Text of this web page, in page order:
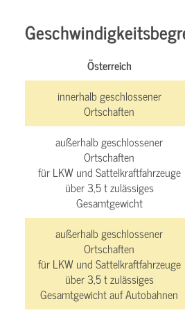
Österreich
innerhalb geschlossener
Ortschaften
außerhalb geschlossener
Ortschaften
für LKW und Sattelkraftfahrzeuge
über 3,5 t zulässiges
Gesamtgewicht
außerhalb geschlossener
Ortschaften
für LKW und Sattelkraftfahrzeuge
über 3,5 t zulässiges
Gesamtgewicht auf Autobahnen